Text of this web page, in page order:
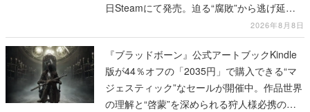
日Steamにて発売。迫る“腐敗”から逃げ延
2026年8月8日
『ブラッドボーン』公式アートブックKindle
版が44％オフの「2035円」で購入できる“マ
ジェスティック”なセールが開催中。作品世界
の理解と“啓蒙”を深められる狩人様必携の一